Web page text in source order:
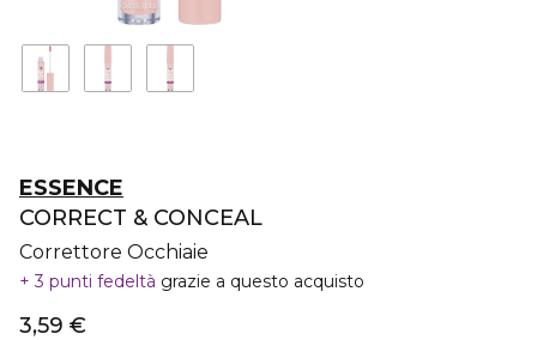
ESSENCE
CORRECT & CONCEAL
Correttore Occhiaie
3 punti fedeltà grazie a questo acquisto
3,59 €